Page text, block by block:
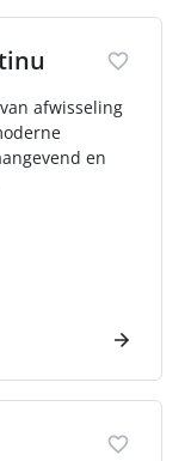
afwisseling
en